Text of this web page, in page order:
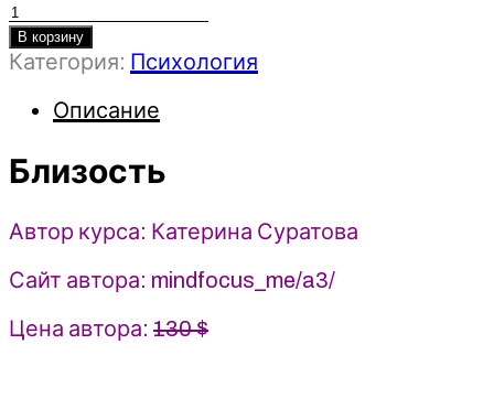
Количество
товара
Близость
2022
-
Катерина
В корзину
Категория: Психология
Описание
Близость
Автор курса: Катерина Суратова
Сайт автора: mindfocus_me/a3/
Цена автора: 130 $